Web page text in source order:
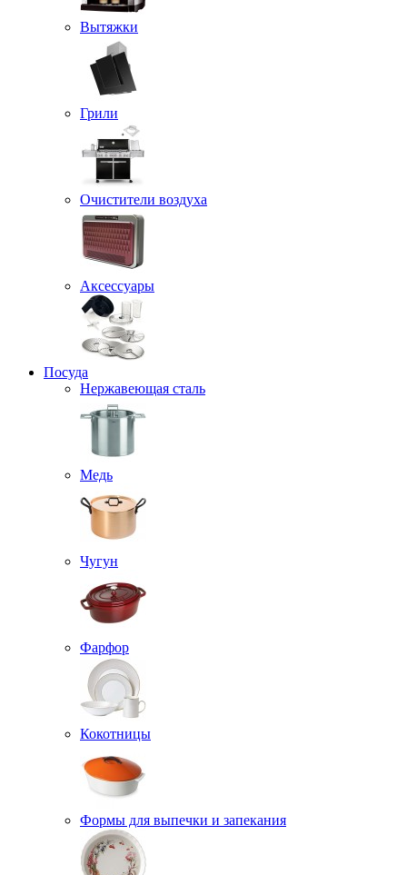
Вытяжки
Грили
Очистители воздуха
Аксессуары
Посуда
Нержавеющая сталь
Медь
Чугун
Фарфор
Кокотницы
Формы для выпечки и запекания